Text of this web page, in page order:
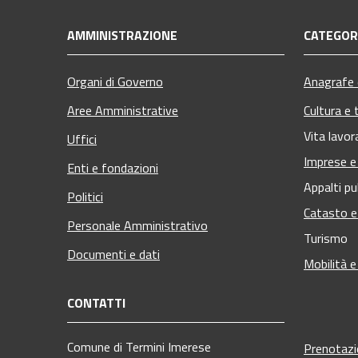
AMMINISTRAZIONE
Organi di Governo
Aree Amministrative
Uffici
Enti e fondazioni
Politici
Personale Amministrativo
Documenti e dati
Cultura e
Vita
Imprese
Appalti
Catasto
Turismo
Mobilità
CONTATTI
Comune di Termini Imerese